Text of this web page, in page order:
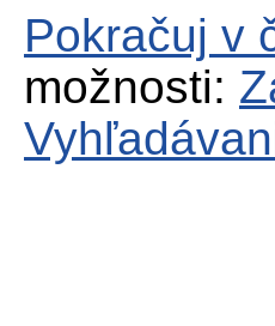
Pokračuj v
možnosti: